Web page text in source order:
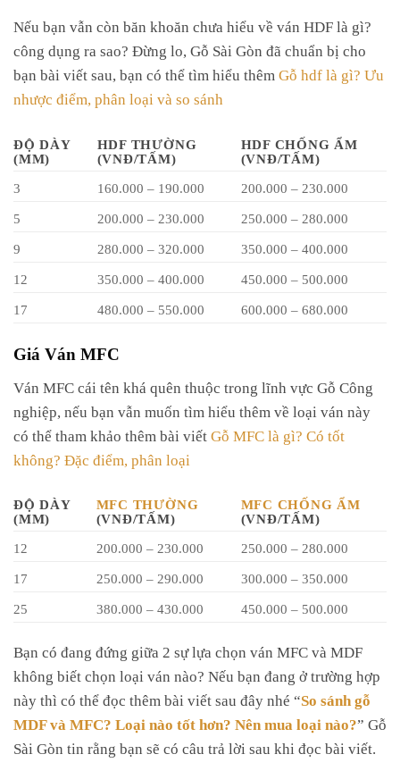
Nếu bạn vẫn còn băn khoăn chưa hiểu về ván HDF là gì?
công dụng ra sao? Đừng lo, Gỗ Sài Gòn đã chuẩn bị cho
bạn bài viết sau, bạn có thể tìm hiểu thêm Gỗ hdf là gì? Ưu
nhược điểm, phân loại và so sánh
ĐỘ DÀY
(MM)
HDF THƯỜNG
(VNĐ/TẤM)
HDF CHỐNG ẨM
(VNĐ/TẤM)
3 160.000 – 190.000 200.000 – 230.000
5 200.000 – 230.000 250.000 – 280.000
9 280.000 – 320.000 350.000 – 400.000
12 350.000 – 400.000 450.000 – 500.000
17 480.000 – 550.000 600.000 – 680.000
Giá Ván MFC
Ván MFC cái tên khá quên thuộc trong lĩnh vực Gỗ Công
nghiệp, nếu bạn vẫn muốn tìm hiểu thêm về loại ván này
có thể tham khảo thêm bài viết Gỗ MFC là gì? Có tốt
không? Đặc điểm, phân loại
ĐỘ DÀY
(MM)
MFC THƯỜNG
(VNĐ/TẤM)
MFC CHỐNG ẨM
(VNĐ/TẤM)
12 200.000 – 230.000 250.000 – 280.000
17 250.000 – 290.000 300.000 – 350.000
25 380.000 – 430.000 450.000 – 500.000
Bạn có đang đứng giữa 2 sự lựa chọn ván MFC và MDF
không biết chọn loại ván nào? Nếu bạn đang ở trường hợp
này thì có thể đọc thêm bài viết sau đây nhé “So sánh gỗ
MDF và MFC? Loại nào tốt hơn? Nên mua loại nào?” Gỗ
Sài Gòn tin rằng bạn sẽ có câu trả lời sau khi đọc bài viết.